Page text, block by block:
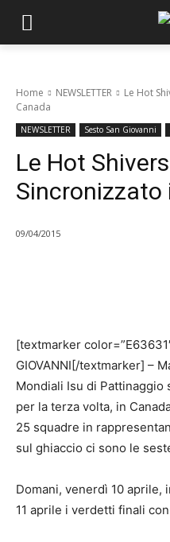
Home NEWSLETTER
Le Hot
Canada
NEWSLETTER Sesto San Giovanni
Le Hot
Sincronizzato
09/04/2015
[textmarker
GIOVANNI[/textmarker] –
Mondiali Isu di
per la terza volta, in
25 squadre in
sul ghiaccio ci sono le
Domani, venerdì 10 aprile,
11 aprile i verdetti finali